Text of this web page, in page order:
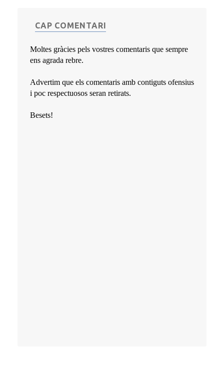
CAP COMENTARI
Moltes gràcies pels vostres comentaris que sempre
ens agrada rebre.
Advertim que els comentaris amb contiguts ofensius
i poc respectuosos seran retirats.
Besets!